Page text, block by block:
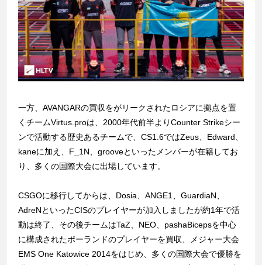
一方、AVANGARの買収をがリークされたロシアに拠点を置
くチームVirtus.proは、2000年代前半よりCounter Strikeシー
ンで活動する歴史あるチームで、CS1.6ではZeus、Edward、
kaneに加え、F_1N、grooveといったメンバーが在籍してお
り、多くの国際大会に出場しています。
CSGOに移行してからは、Dosia、ANGE1、GuardiaN、
AdreNといったCISのプレイヤーが加入しましたが約1年で活
動は終了、その後チームはTaZ、NEO、pashaBicepsを中心
に構成されたポーランドのプレイヤーを買収、メジャー大会
EMS One Katowice 2014をはじめ、多くの国際大会で優勝を